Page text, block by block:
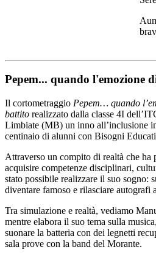
Pepem... quando l'emozione
Il cortometraggio Pepem… quando
battito realizzato dalla classe 4I
Limbiate (MB) un inno all’inclusione
centinaio di alunni con Bisogni
Attraverso un compito di realtà che ha
acquisire competenze disciplinari,
stato possibile realizzare il suo sogno:
diventare famoso e rilasciare autografi
Tra simulazione e realtà, vediamo
mentre elabora il suo tema sulla
suonare la batteria con dei legnetti
sala prove con la band del Morante.